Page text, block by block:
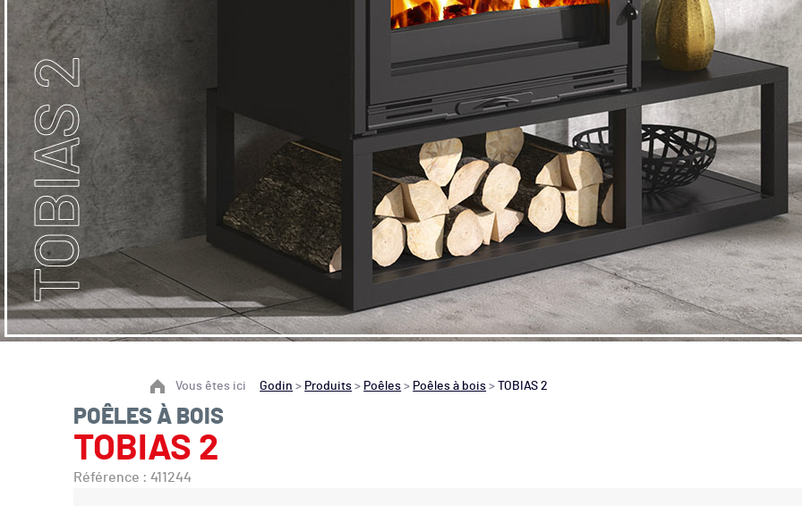
TOBIAS 2
Vous êtes ici Godin > Produits > Poêles > Poêles à bois >TOBIAS 2
POÊLES À BOIS
TOBIAS 2
Référence : 411244